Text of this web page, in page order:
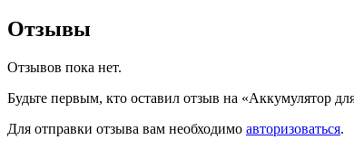
Отзывы
Отзывов пока нет.
Будьте первым, кто оставил отзыв на «Аккумулятор
Для отправки отзыва вам необходимо авторизоваться.